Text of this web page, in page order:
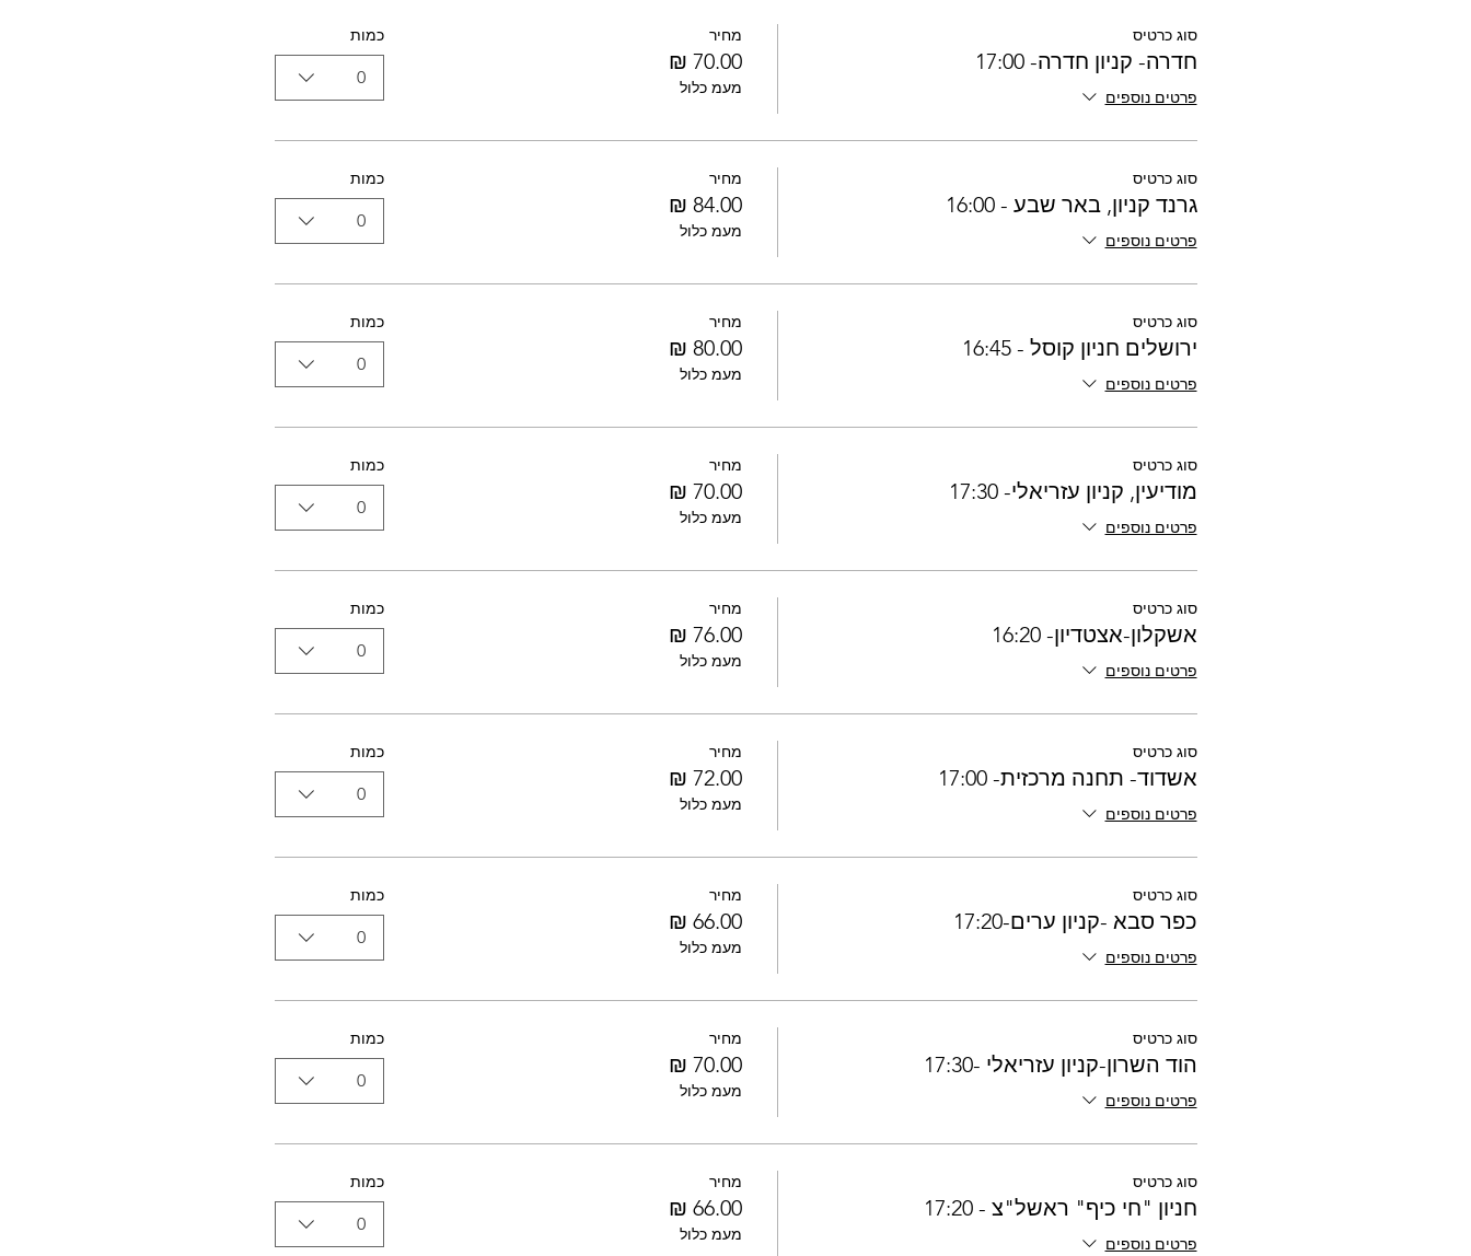
סוג כרטיס
חדרה- קניון חדרה- 17:00
פרטים נוספים
מחיר
מעמ כלול
כמות
0
סוג כרטיס
גרנד קניון, באר שבע - 16:00
פרטים נוספים
מחיר
מעמ כלול
כמות
0
סוג כרטיס
ירושלים חניון קוסל - 16:45
פרטים נוספים
מחיר
מעמ כלול
כמות
0
סוג כרטיס
מודיעין, קניון עזריאלי- 17:30
פרטים נוספים
מחיר
מעמ כלול
כמות
0
סוג כרטיס
אשקלון-אצטדיון- 16:20
פרטים נוספים
מחיר
מעמ כלול
כמות
0
סוג כרטיס
אשדוד- תחנה מרכזית- 17:00
פרטים נוספים
מחיר
מעמ כלול
כמות
0
סוג כרטיס
כפר סבא -קניון ערים-17:20
פרטים נוספים
מחיר
מעמ כלול
כמות
0
סוג כרטיס
הוד השרון-קניון עזריאלי -17:30
פרטים נוספים
מחיר
מעמ כלול
כמות
0
סוג כרטיס
חניון "חי כיף" ראשל"צ - 17:20
פרטים נוספים
מחיר
מעמ כלול
כמות
0